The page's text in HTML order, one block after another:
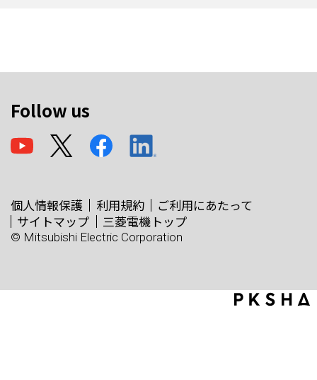
Follow us
個人情報保護 利用規約
ご利用にあたって
サイトマップ
三菱電機トップ
© Mitsubishi Electric Corporation